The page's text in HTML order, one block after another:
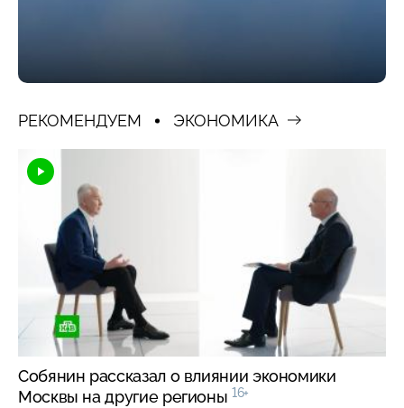
РЕКОМЕНДУЕМ ЭКОНОМИКА
Собянин рассказал о влиянии экономики
Москвы на другие регионы 16+